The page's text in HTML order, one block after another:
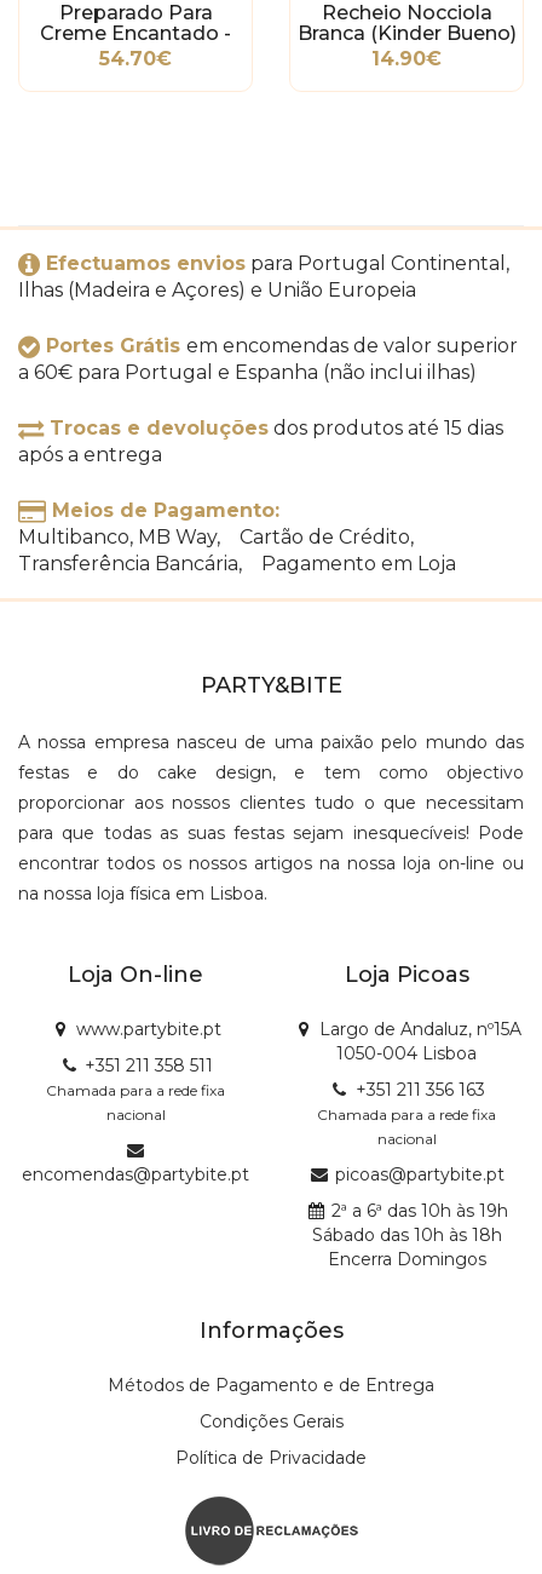
Preparado Para
Creme Encantado -
4Kg
54.70€
Recheio Nocciola
Branca (Kinder Bueno)
- 1Kg
14.90€
Efectuamos envios para Portugal Continental,
Ilhas (Madeira e Açores) e União Europeia
Portes Grátis em encomendas de valor superior
a 60€ para Portugal e Espanha (não inclui ilhas)
Trocas e devoluções dos produtos até 15 dias
após a entrega
Meios de Pagamento:
Multibanco, MB Way, Cartão de Crédito,
Transferência Bancária, Pagamento em Loja
PARTY&BITE
A nossa empresa nasceu de uma paixão pelo mundo das
festas e do cake design, e tem como objectivo
proporcionar aos nossos clientes tudo o que necessitam
para que todas as suas festas sejam inesquecíveis! Pode
encontrar todos os nossos artigos na nossa loja on-line ou
na nossa loja física em Lisboa.
Loja On-line
www.partybite.pt
+351 211 358 511
Chamada para a rede fixa
nacional
encomendas@partybite.pt
Loja Picoas
Largo de Andaluz, nº15A
1050-004 Lisboa
+351 211 356 163
Chamada para a rede fixa
nacional
picoas@partybite.pt
2ª a 6ª das 10h às 19h
Sábado das 10h às 18h
Encerra Domingos
Informações
Métodos de Pagamento e de Entrega
Condições Gerais
Política de Privacidade